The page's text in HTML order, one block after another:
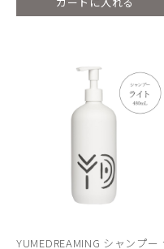
YUMEDREAMING シャンプー